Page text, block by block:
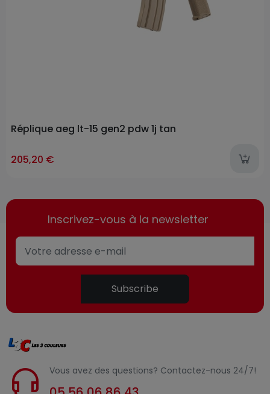
Réplique aeg lt-15 gen2 pdw 1j tan
205,20 €
Inscrivez-vous à la newsletter
Subscribe
Vous avez des questions? Contactez-nous 24/7!